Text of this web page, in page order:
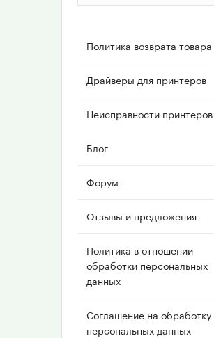
Политика возврата товара
Драйверы для принтеров
Неисправности принтеров
Блог
Форум
Отзывы и предложения
Политика в отношении
обработки персональных
данных
Соглашение на обработку
персональных данных